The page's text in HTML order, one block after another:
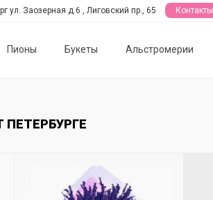
Пионы Букеты Альстромерии
ул. Заозерная д.6 , Лиговский пр., 65 Контакты
ПЕТЕРБУРГЕ